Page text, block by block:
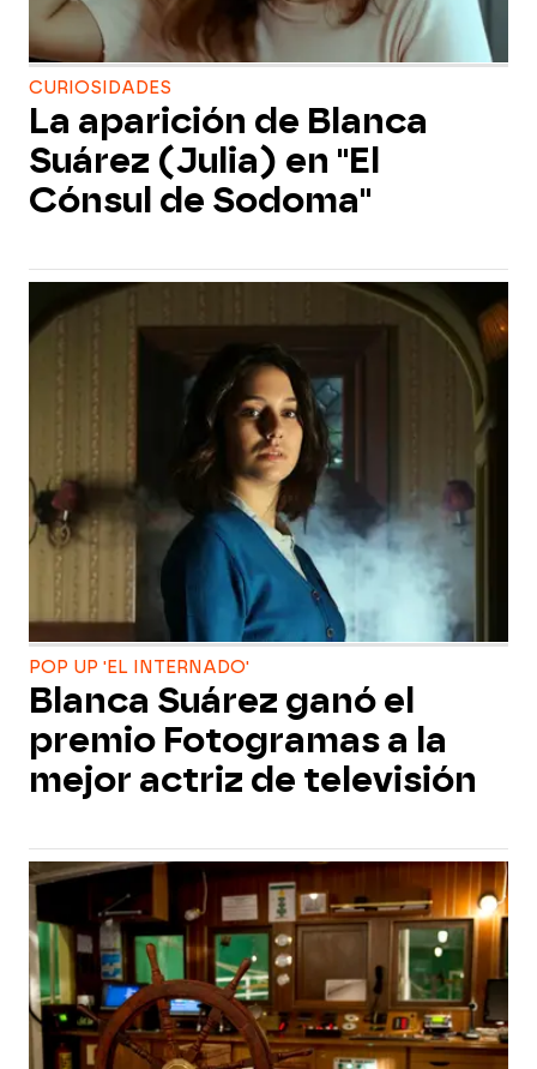
CURIOSIDADES
La aparición de Blanca
Suárez (Julia) en "El
Cónsul de Sodoma"
POP UP 'EL INTERNADO'
Blanca Suárez ganó el
premio Fotogramas a la
mejor actriz de televisión